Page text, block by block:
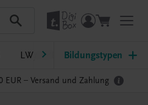
LW/LWBF MS/ASO
Bildungstypen
EUR – Versand und Zahlung